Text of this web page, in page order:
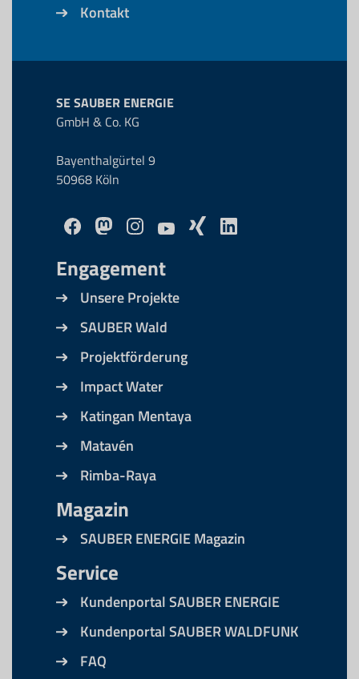
Kontakt
SE SAUBER ENERGIE
GmbH & Co. KG
Bayenthalgürtel 9
50968 Köln
Engagement
Unsere Projekte
SAUBER Wald
Projektförderung
Impact Water
Katingan Mentaya
Matavén
Rimba-Raya
Magazin
SAUBER ENERGIE Magazin
Service
Kundenportal SAUBER ENERGIE
Kundenportal SAUBER WALDFUNK
FAQ